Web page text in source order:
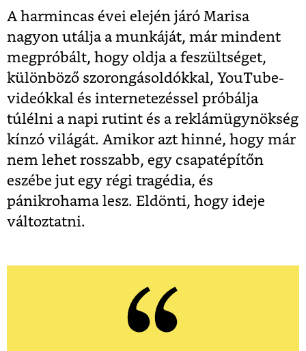
A harmincas évei elején járó Marisa
nagyon utálja a munkáját, már mindent
megpróbált, hogy oldja a feszültséget,
különböző szorongásoldókkal, YouTube-
videókkal és internetezéssel próbálja
túlélni a napi rutint és a reklámügynökség
kínzó világát. Amikor azt hinné, hogy már
nem lehet rosszabb, egy csapatépítőn
eszébe jut egy régi tragédia, és
pánikrohama lesz. Eldönti, hogy ideje
változtatni.